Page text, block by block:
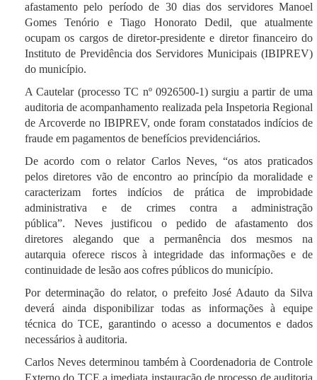
afastamento pelo período de 30 dias dos servidores Manoel
Gomes Tenório e Tiago Honorato Dedil, que atualmente
ocupam os cargos de diretor-presidente e diretor financeiro do
Instituto de Previdência dos Servidores Municipais (IBIPREV)
do município.
A Cautelar (processo TC nº 0926500-1) surgiu a partir de uma
auditoria de acompanhamento realizada pela Inspetoria Regional
de Arcoverde no IBIPREV, onde foram constatados indícios de
fraude em pagamentos de benefícios previdenciários.
De acordo com o relator Carlos Neves, “os atos praticados
pelos diretores vão de encontro ao princípio da moralidade e
caracterizam fortes indícios de prática de improbidade
administrativa e de crimes contra a administração
pública”. Neves justificou o pedido de afastamento dos
diretores alegando que a permanência dos mesmos na
autarquia oferece riscos à integridade das informações e de
continuidade de lesão aos cofres públicos do município.
Por determinação do relator, o prefeito José Adauto da Silva
deverá ainda disponibilizar todas as informações à equipe
técnica do TCE, garantindo o acesso a documentos e dados
necessários à auditoria.
Carlos Neves determinou também à Coordenadoria de Controle
Externo do TCE a imediata instauração de processo de auditoria